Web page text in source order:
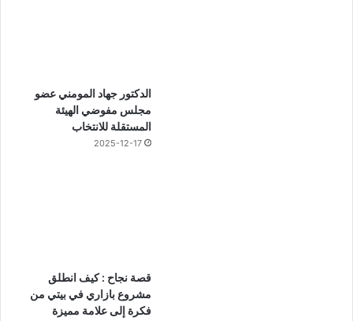
الدكتور جهاد المومني عضو
مجلس مفوضي الهيئة
المستقلة للانتخاب
2025-12-17
قصة نجاح : كيف انطلق
مشروع بازاري في بيتي من
فكرة إلى علامة مميزة